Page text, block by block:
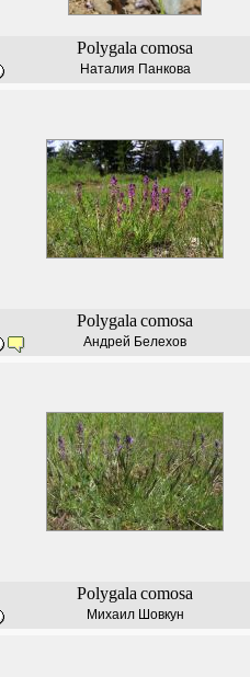
Polygala comosa
Наталия Панкова
Polygala comosa
Андрей Белехов
Polygala comosa
Михаил Шовкун